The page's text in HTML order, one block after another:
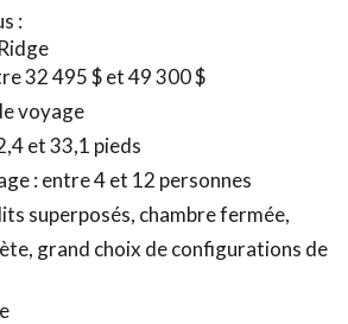
:
32 495 $ et 49 300 $
voyage
et 33,1 pieds
: entre 4 et 12 personnes
superposés, chambre fermée,
grand choix de configurations de